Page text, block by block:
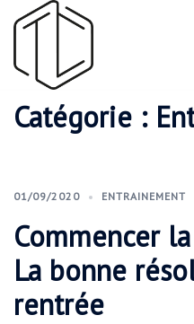
Aller
Catégorie :
01/09/2020 ENTRAINEMENT
Commencer
La bonne
rentrée